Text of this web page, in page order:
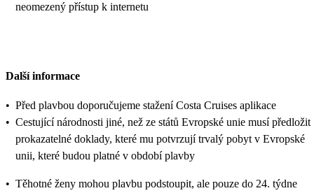
neomezený přístup k internetu
Další informace
• Před plavbou doporučujeme stažení Costa Cruises aplikace
• Cestující národnosti jiné, než ze států Evropské unie musí předložit
prokazatelné doklady, které mu potvrzují trvalý pobyt v Evropské
unii, které budou platné v období plavby
• Těhotné ženy mohou plavbu podstoupit, ale pouze do 24. týdne